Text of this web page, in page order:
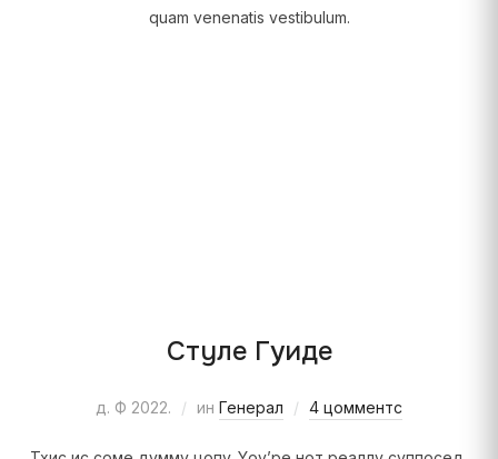
quam venenatis vestibulum.
Стyле Гуиде
д. Ф 2022. ин Генерал 4 цомментс
Радно време од 06. јула до 29. августа